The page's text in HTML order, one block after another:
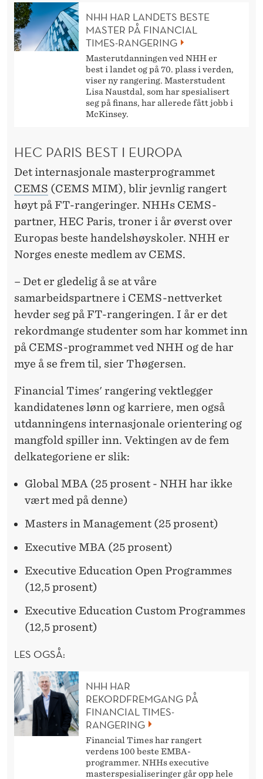
NHH HAR LANDETS BESTE
MASTER PÅ FINANCIAL
TIMES-RANGERING
Masterutdanningen ved NHH er
best i landet og på 70. plass i verden,
viser ny rangering. Masterstudent
Lisa Naustdal, som har spesialisert
seg på finans, har allerede fått jobb i
McKinsey.
HEC PARIS BEST I EUROPA
Det internasjonale masterprogrammet
CEMS (CEMS MIM), blir jevnlig rangert
høyt på FT-rangeringer. NHHs CEMS-
partner, HEC Paris, troner i år øverst over
Europas beste handelshøyskoler. NHH er
Norges eneste medlem av CEMS.
– Det er gledelig å se at våre
samarbeidspartnere i CEMS-nettverket
hevder seg på FT-rangeringen. I år er det
rekordmange studenter som har kommet inn
på CEMS-programmet ved NHH og de har
mye å se frem til, sier Thøgersen.
Financial Times' rangering vektlegger
kandidatenes lønn og karriere, men også
utdanningens internasjonale orientering og
mangfold spiller inn. Vektingen av de fem
delkategoriene er slik:
Global MBA (25 prosent - NHH har ikke
vært med på denne)
Masters in Management (25 prosent)
Executive MBA (25 prosent)
Executive Education Open Programmes
(12,5 prosent)
Executive Education Custom Programmes
(12,5 prosent)
LES OGSÅ:
NHH HAR
REKORDFREMGANG PÅ
FINANCIAL TIMES-
RANGERING
Financial Times har rangert
verdens 100 beste EMBA-
programmer. NHHs executive
masterspesialiseringer går opp hele